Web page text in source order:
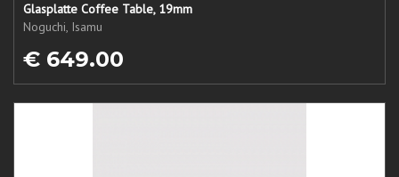
Glasplatte Coffee Table, 19mm
Noguchi, Isamu
€ 649.00